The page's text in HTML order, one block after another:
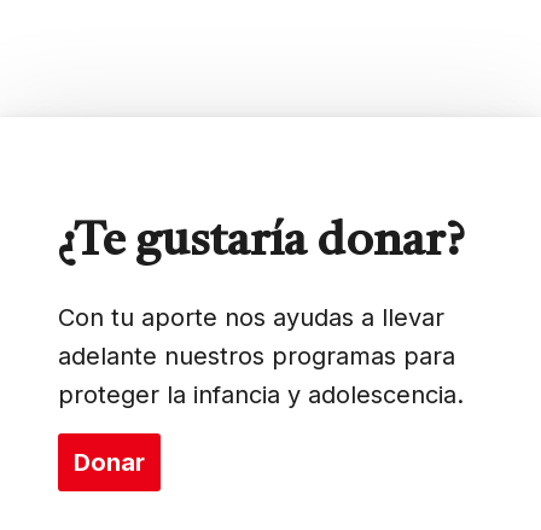
¿Te gustaría donar?
Con tu aporte nos ayudas a llevar
adelante nuestros programas para
proteger la infancia y adolescencia.
Donar